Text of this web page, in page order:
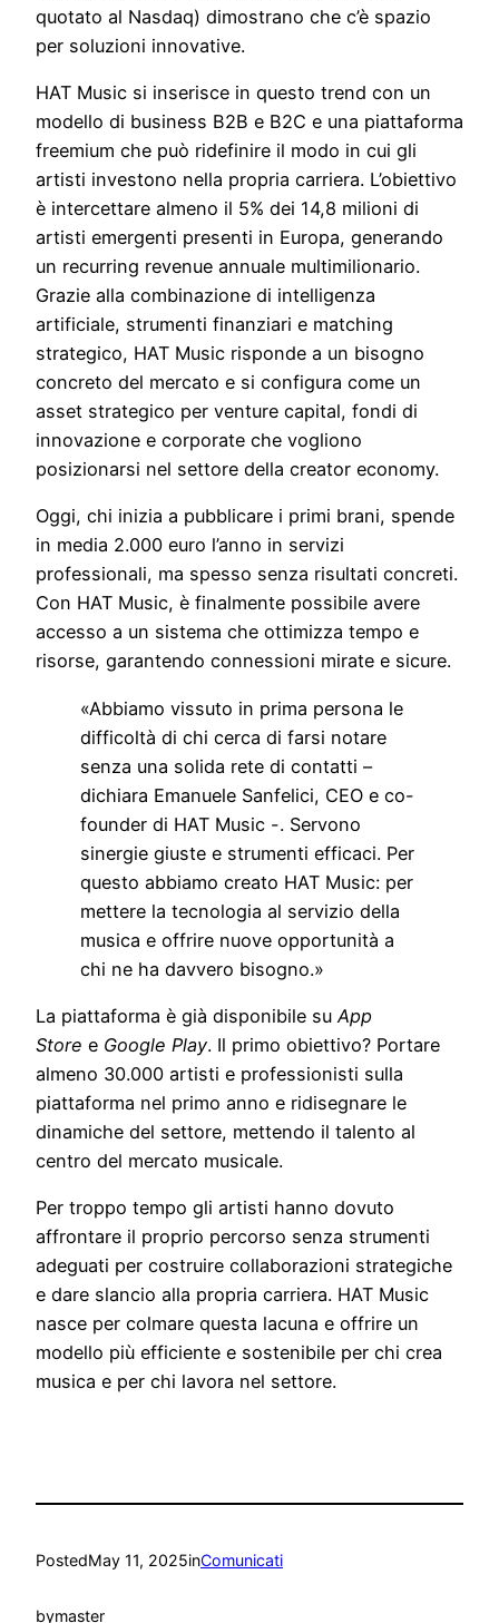
quotato al Nasdaq) dimostrano che c’è spazio
per soluzioni innovative.
HAT Music si inserisce in questo trend con un
modello di business B2B e B2C e una piattaforma
freemium che può ridefinire il modo in cui gli
artisti investono nella propria carriera. L’obiettivo
è intercettare almeno il 5% dei 14,8 milioni di
artisti emergenti presenti in Europa, generando
un recurring revenue annuale multimilionario.
Grazie alla combinazione di intelligenza
artificiale, strumenti finanziari e matching
strategico, HAT Music risponde a un bisogno
concreto del mercato e si configura come un
asset strategico per venture capital, fondi di
innovazione e corporate che vogliono
posizionarsi nel settore della creator economy.
Oggi, chi inizia a pubblicare i primi brani, spende
in media 2.000 euro l’anno in servizi
professionali, ma spesso senza risultati concreti.
Con HAT Music, è finalmente possibile avere
accesso a un sistema che ottimizza tempo e
risorse, garantendo connessioni mirate e sicure.
«Abbiamo vissuto in prima persona le
difficoltà di chi cerca di farsi notare
senza una solida rete di contatti –
dichiara Emanuele Sanfelici, CEO e co-
founder di HAT Music -. Servono
sinergie giuste e strumenti efficaci. Per
questo abbiamo creato HAT Music: per
mettere la tecnologia al servizio della
musica e offrire nuove opportunità a
chi ne ha davvero bisogno.»
La piattaforma è già disponibile su App
Store e Google Play. Il primo obiettivo? Portare
almeno 30.000 artisti e professionisti sulla
piattaforma nel primo anno e ridisegnare le
dinamiche del settore, mettendo il talento al
centro del mercato musicale.
Per troppo tempo gli artisti hanno dovuto
affrontare il proprio percorso senza strumenti
adeguati per costruire collaborazioni strategiche
e dare slancio alla propria carriera. HAT Music
nasce per colmare questa lacuna e offrire un
modello più efficiente e sostenibile per chi crea
musica e per chi lavora nel settore.
PostedMay 11, 2025inComunicati
bymaster